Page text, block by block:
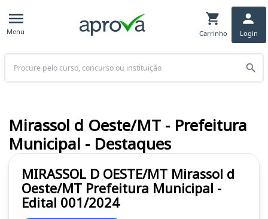
Menu Carrinho Login
Buscar
MIRASSOL D OESTE/MT Mirassol d
Oeste/MT Prefeitura Municipal -
Edital 001/2024
Mirassol d Oeste/MT - Prefeitura
Municipal - Destaques